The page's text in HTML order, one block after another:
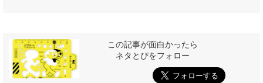
この記事が面白かったら
ネタとぴをフォロー